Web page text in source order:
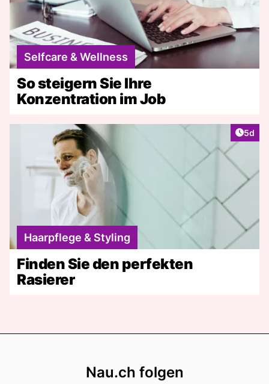
Selfcare & Wellness
So steigern Sie Ihre
Konzentration im Job
5d
Haarpflege & Styling
Finden Sie den perfekten
Rasierer
Nau.ch folgen